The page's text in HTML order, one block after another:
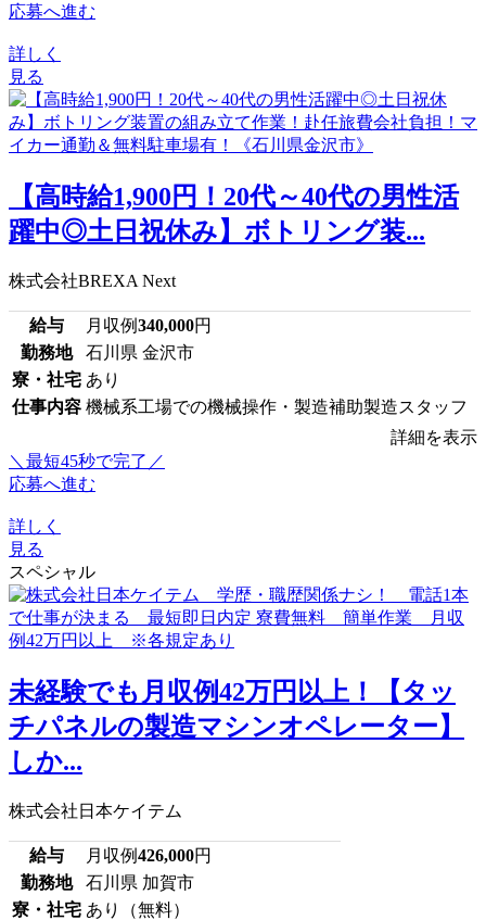
応募へ進む
詳しく
見る
【高時給1,900円！20代～40代の男性活
躍中◎土日祝休み】ボトリング装...
株式会社BREXA Next
給与 月収例340,000円
勤務地
石川県 金沢市
寮・社宅 あり
仕事内容 機械系工場での機械操作・製造補助製造スタッフ
詳細を表示
＼最短45秒で完了／
応募へ進む
詳しく
見る
スペシャル
未経験でも月収例42万円以上！【タッ
チパネルの製造マシンオペレーター】
しか...
株式会社日本ケイテム
給与 月収例426,000円
勤務地
石川県 加賀市
寮・社宅 あり（無料）